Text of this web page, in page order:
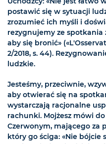
postawić się w sytuacji
zrozumieć ich myśli i
rezygnujemy ze
aby się bronić»
2/2018, s. 44).
ludzkie.
Jesteśmy, przeciwnie,
aby otwierać się na
wystarczają racjonalne
rachunki. Mojżesz mówi
Czerwonym, mającego za
który go ściga: «Nie bójcie